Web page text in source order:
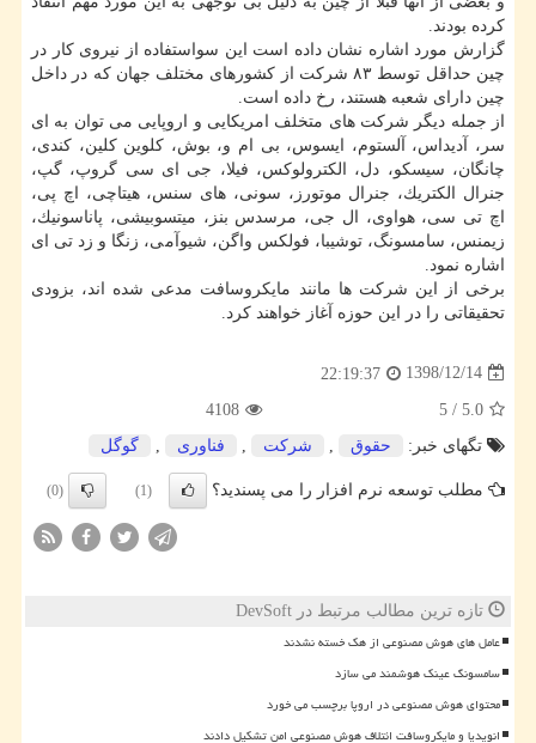
كرده بودند.
گزارش مورد اشاره نشان داده است این سواستفاده از نیروی كار در
چین حداقل توسط ۸۳ شركت از كشورهای مختلف جهان كه در داخل
چین دارای شعبه هستند، رخ داده است.
از جمله دیگر شركت های متخلف امریكایی و اروپایی می توان به ای
سر، آدیداس، آلستوم، ایسوس، بی ام و، بوش، كلوین كلین، كندی،
چانگان، سیسكو، دل، الكترولوكس، فیلا، جی ای سی گروپ، گپ،
جنرال الكتریك، جنرال موتورز، سونی، های سنس، هیتاچی، اچ پی،
اچ تی سی، هواوی، ال جی، مرسدس بنز، میتسوبیشی، پاناسونیك،
زیمنس، سامسونگ، توشیبا، فولكس واگن، شیوآمی، زنگا و زد تی ای
اشاره نمود.
برخی از این شركت ها مانند مایكروسافت مدعی شده اند، بزودی
تحقیقاتی را در این حوزه آغاز خواهند كرد.
1398/12/14
22:19:37
5.0
/
5
4108
تگهای خبر:
حقوق شركت فناوری گوگل
مطلب توسعه نرم افزار را می پسندید؟ (1)
(0)
تازه ترین مطالب مرتبط در DevSoft
عامل های هوش مصنوعی از هک خسته نشدند
سامسونگ عینک هوشمند می سازد
محتوای هوش مصنوعی در اروپا برچسب می خورد
انویدیا و مایکروسافت ائتلاف هوش مصنوعی امن تشکیل دادند